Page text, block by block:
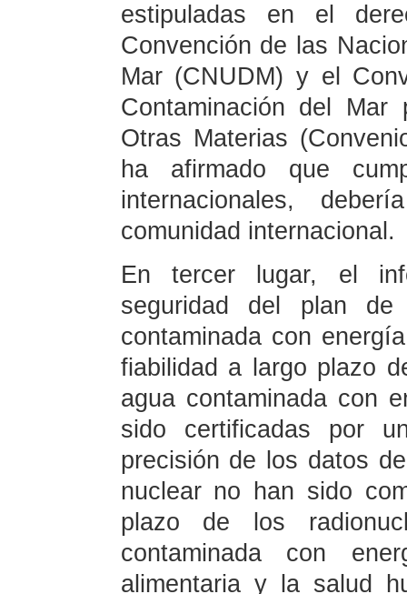
estipuladas en el
Convención de las
Mar (CNUDM) y el
Contaminación del
Otras Materias
ha afirmado que
internacionales,
comunidad internacional.
En tercer lugar, el
seguridad del plan
contaminada con
fiabilidad a largo plazo
agua contaminada con
sido certificadas por
precisión de los datos
nuclear no han sido
plazo de los
contaminada con
alimentaria y la salud